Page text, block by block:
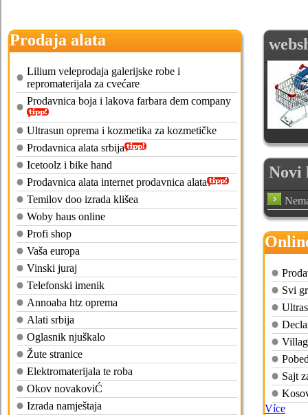
Prodaja alata
Lilium veleprodaja galerijske robe i
repromaterijala za cvećare
Prodavnica boja i lakova farbara dem company
Ultrasun oprema i kozmetika za kozmetičke
Prodavnica alata srbija
Icetoolz i bike hand
Prodavnica alata internet prodavnica alata
Temilov doo izrada klišea
Woby haus online
Profi shop
Vaša europa
Vinski juraj
Telefonski imenik
Annoaba htz oprema
Alati srbija
Oglasnik njuškalo
Žute stranice
Elektromaterijala te roba
Okov novakoviĆ
Izrada namještaja
Novi
Svi
Sajt
Více